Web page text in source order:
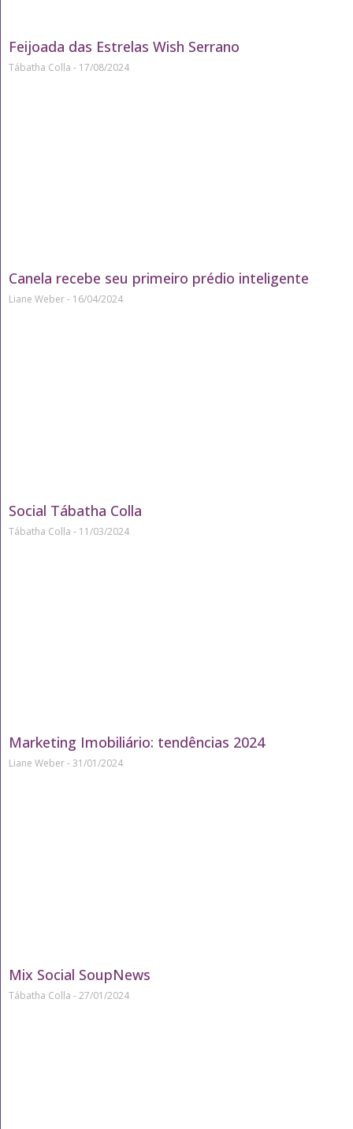
Feijoada das Estrelas Wish Serrano
Tábatha Colla 17/08/2024
Canela recebe seu primeiro prédio inteligente
Liane Weber 16/04/2024
Social Tábatha Colla
Tábatha Colla 11/03/2024
Marketing Imobiliário: tendências 2024
Liane Weber 31/01/2024
Mix Social SoupNews
Tábatha Colla 27/01/2024